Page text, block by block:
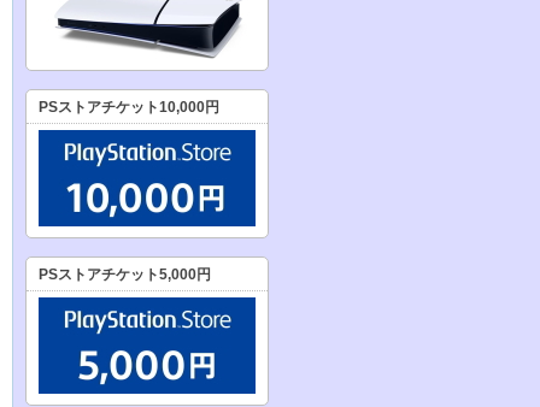
PSストアチケット10,000円
PSストアチケット5,000円